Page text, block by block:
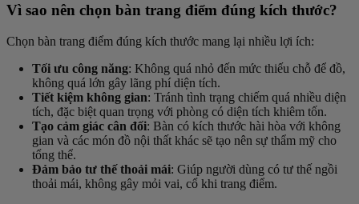
Vì sao nên chọn bàn trang điểm đúng kích thước?
Chọn bàn trang điểm đúng kích thước mang lại nhiều lợi ích:
Tối ưu công năng: Không quá nhỏ đến mức thiếu chỗ để đồ,
không quá lớn gây lãng phí diện tích.
Tiết kiệm không gian: Tránh tình trạng chiếm quá nhiều diện
tích, đặc biệt quan trọng với phòng có diện tích khiêm tốn.
Tạo cảm giác cân đối: Bàn có kích thước hài hòa với không
gian và các món đồ nội thất khác sẽ tạo nên sự thẩm mỹ cho
tổng thể.
Đảm bảo tư thế thoải mái: Giúp người dùng có tư thế ngồi
thoải mái, không gây mỏi vai, cổ khi trang điểm.